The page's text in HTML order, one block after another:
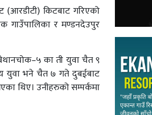
(आरडीटी) किटबाट गरिएको
गाउँपालिका र मण्डनदेउपुर
का ती युवा चैत ९
युवा भने चैत ७ गते दुबईबाट
थिए। उनीहरुको सम्पर्कमा